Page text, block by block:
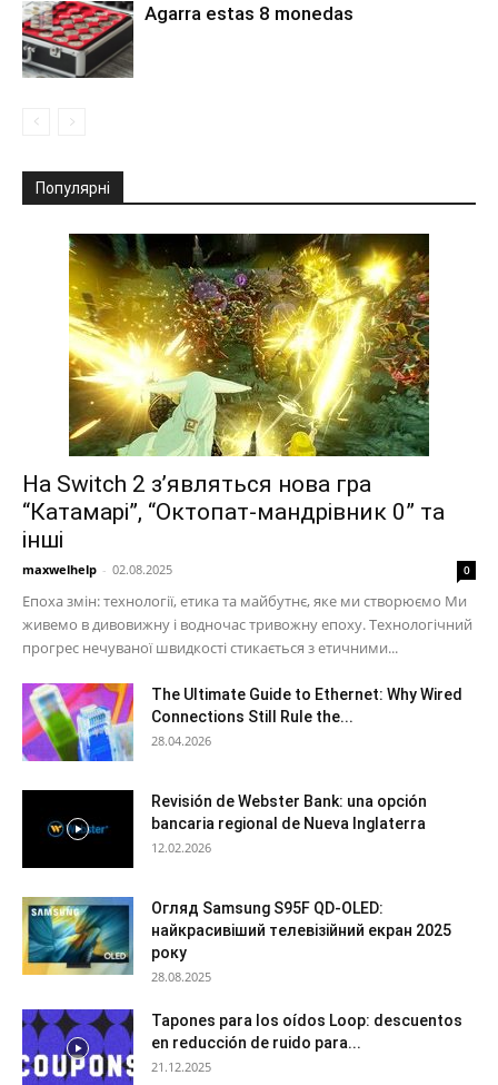
Agarra estas 8 monedas
Популярні
На Switch 2 з’являться нова гра
“Катамарі”, “Октопат-мандрівник 0” та
інші
maxwelhelp - 02.08.2025 0
Епоха змін: технології, етика та майбутнє, яке ми створюємо Ми
живемо в дивовижну і водночас тривожну епоху. Технологічний
прогрес нечуваної швидкості стикається з етичними...
The Ultimate Guide to Ethernet: Why Wired
Connections Still Rule the...
28.04.2026
Revisión de Webster Bank: una opción
bancaria regional de Nueva Inglaterra
12.02.2026
Огляд Samsung S95F QD-OLED:
найкрасивіший телевізійний екран 2025
року
28.08.2025
Tapones para los oídos Loop: descuentos
en reducción de ruido para...
21.12.2025